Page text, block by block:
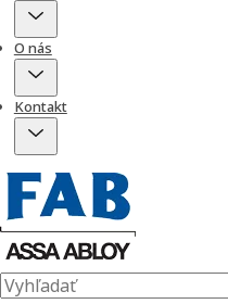
O nás
Kontakt